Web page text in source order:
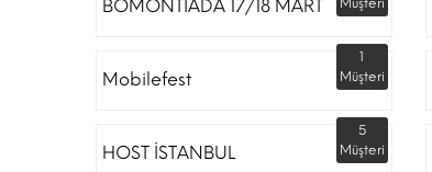
BOMONTİADA 17/18 MART
Müşteri
Mobilefest
1
Müşteri
HOST İSTANBUL
5
Müşteri